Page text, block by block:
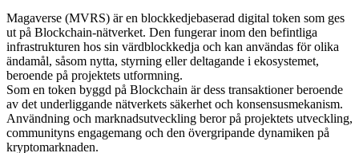
USDC Futures
Futures med USDC som säkerhet
Magaverse (MVRS) är en blockkedjebaserad digital token som ges
ut på Blockchain-nätverket. Den fungerar inom den befintliga
infrastrukturen hos sin värdblockkedja och kan användas för olika
ändamål, såsom nytta, styrning eller deltagande i ekosystemet,
beroende på projektets utformning.
Som en token byggd på Blockchain är dess transaktioner beroende
av det underliggande nätverkets säkerhet och konsensusmekanism.
Användning och marknadsutveckling beror på projektets utveckling,
communityns engagemang och den övergripande dynamiken på
kryptomarknaden.